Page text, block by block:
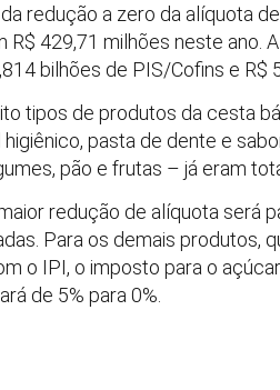
redução a zero da alíquota
429,71 milhões neste ano.
bilhões de PIS/Cofins e R$
tipos de produtos da cesta
pasta de dente e
pão e frutas – já eram
redução de alíquota será
Para os demais produtos,
o IPI, o imposto para o
de 5% para 0%.